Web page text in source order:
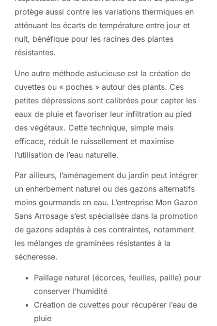
protège aussi contre les variations thermiques en
atténuant les écarts de température entre jour et
nuit, bénéfique pour les racines des plantes
résistantes.
Une autre méthode astucieuse est la création de
cuvettes ou « poches » autour des plants. Ces
petites dépressions sont calibrées pour capter les
eaux de pluie et favoriser leur infiltration au pied
des végétaux. Cette technique, simple mais
efficace, réduit le ruissellement et maximise
l’utilisation de l’eau naturelle.
Par ailleurs, l’aménagement du jardin peut intégrer
un enherbement naturel ou des gazons alternatifs
moins gourmands en eau. L’entreprise Mon Gazon
Sans Arrosage s’est spécialisée dans la promotion
de gazons adaptés à ces contraintes, notamment
les mélanges de graminées résistantes à la
sécheresse.
Paillage naturel (écorces, feuilles, paille) pour
conserver l’humidité
Création de cuvettes pour récupérer l’eau de
pluie